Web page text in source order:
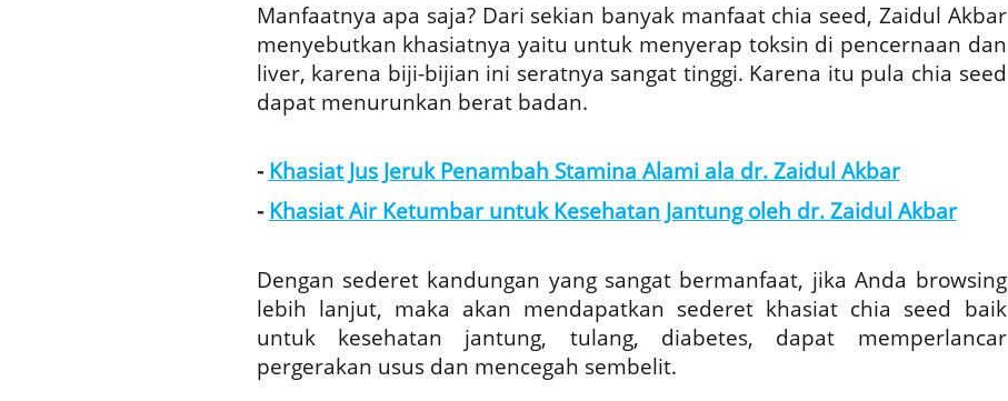
Manfaatnya apa saja? Dari sekian banyak manfaat chia seed, Zaidul Akbar
menyebutkan khasiatnya yaitu untuk menyerap toksin di pencernaan dan
liver, karena biji-bijian ini seratnya sangat tinggi. Karena itu pula chia seed
dapat menurunkan berat badan.
-Khasiat Jus Jeruk Penambah Stamina Alami ala dr. Zaidul Akbar
-Khasiat Air Ketumbar untuk Kesehatan Jantung oleh dr. Zaidul Akbar
Dengan sederet kandungan yang sangat bermanfaat, jika Anda browsing
lebih lanjut, maka akan mendapatkan sederet khasiat chia seed baik
untuk kesehatan jantung, tulang, diabetes, dapat memperlancar
pergerakan usus dan mencegah sembelit.